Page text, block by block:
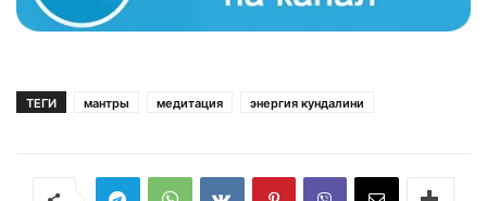
ТЕГИ мантры медитация энергия кундалини